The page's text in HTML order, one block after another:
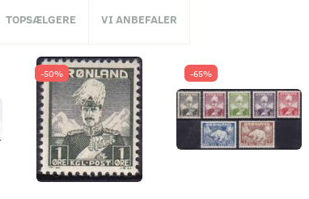
TOPSÆLGERE VI ANBEFALER
-50% -65%